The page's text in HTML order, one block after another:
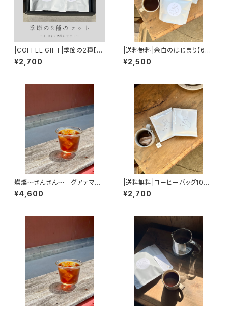
|COFFEE GIFT|季節の2種【各
100ｇ】
¥2,700
|送料無料|余白のはじまり【60
ｇ×3種のセット】
¥2,500
燦燦～さんさん～ グアテマ
ラ ラ・ベイヤ パカマラ ウォ
ッシュド 中煎り【400ｇ】
¥4,600
|送料無料|コーヒーバッグ10個
セット
¥2,700